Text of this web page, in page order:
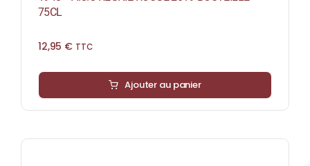
75CL
12,95 € TTC
Ajouter au panier